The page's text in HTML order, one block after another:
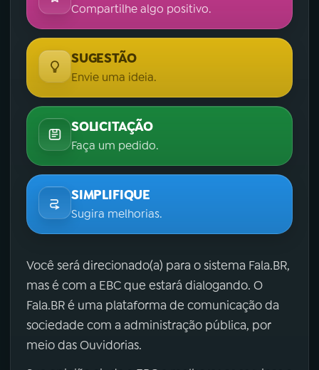
Compartilhe algo positivo.
SUGESTÃO
Envie uma ideia.
SOLICITAÇÃO
Faça um pedido.
SIMPLIFIQUE
Sugira melhorias.
Você será direcionado(a) para o sistema Fala.BR,
mas é com a EBC que estará dialogando. O
Fala.BR é uma plataforma de comunicação da
sociedade com a administração pública, por
meio das Ouvidorias.